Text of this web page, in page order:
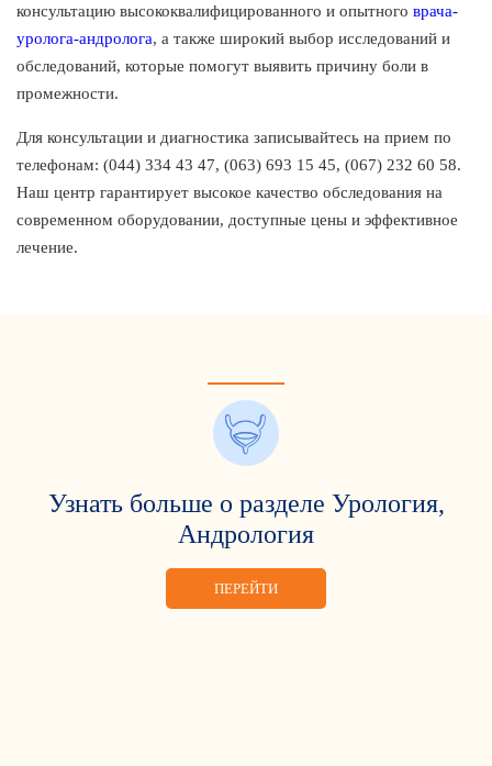
консультацию высококвалифицированного и опытного врача-
уролога-андролога, а также широкий выбор исследований и
обследований, которые помогут выявить причину боли в
промежности.
Для консультации и диагностика записывайтесь на прием по
телефонам: (044) 334 43 47, (063) 693 15 45, (067) 232 60 58.
Наш центр гарантирует высокое качество обследования на
современном оборудовании, доступные цены и эффективное
лечение.
Узнать больше о разделе Урология,
Андрология
ПЕРЕЙТИ